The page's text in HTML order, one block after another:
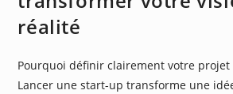
réalité
Pourquoi définir clairement votre
Lancer une start-up transforme une